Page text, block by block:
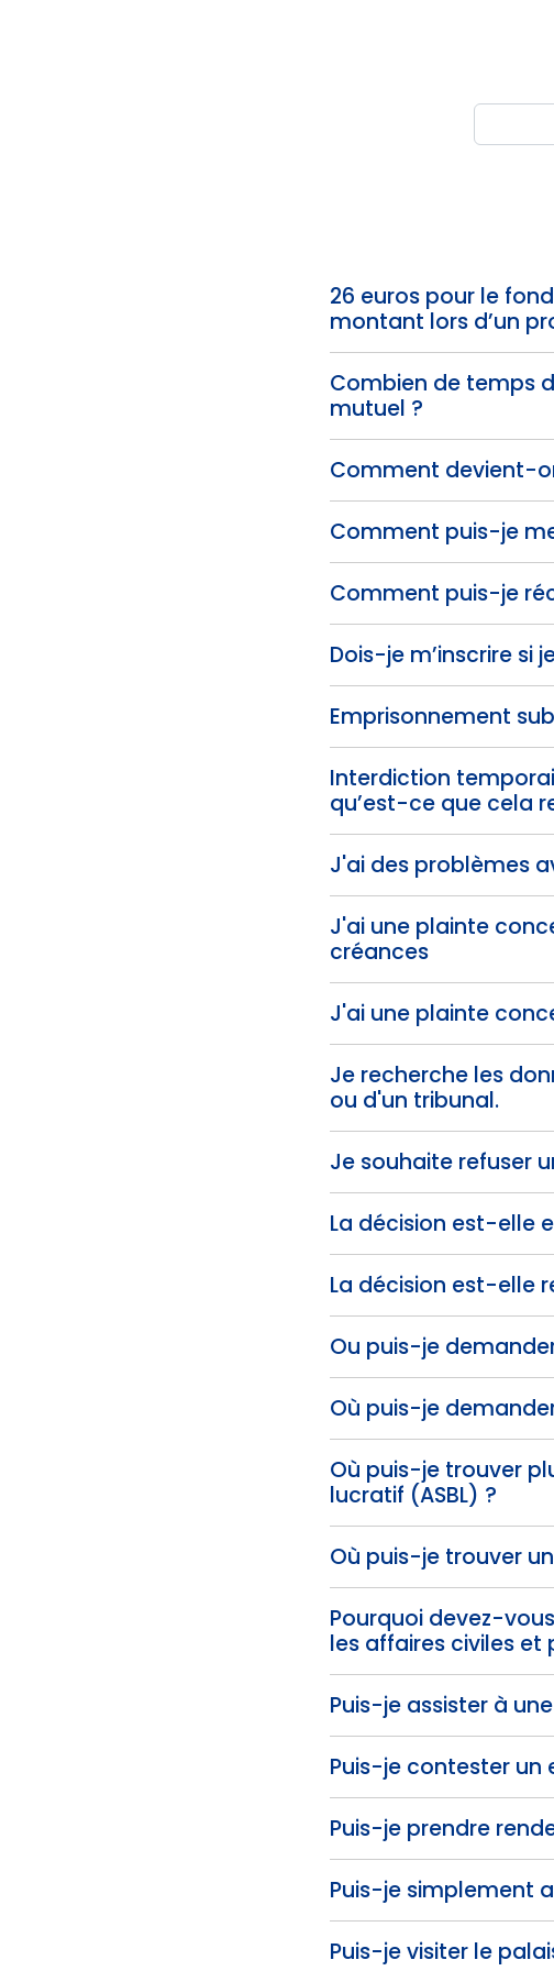
26 euros pour le
montant lors d’un
Combien de temps
mutuel ?
Comment devient-
Comment puis-je
Comment puis-je
Dois-je m’inscrire si
Emprisonnement
Interdiction
qu’est-ce que cela
J'ai des problèmes
J'ai une plainte
créances
J'ai une plainte
Je recherche les
ou d'un tribunal.
Je souhaite refuser
La décision est-elle
La décision est-elle
Ou puis-je
Où puis-je
Où puis-je trouver
lucratif (ASBL) ?
Où puis-je trouver
Pourquoi devez-
les affaires civiles et
Puis-je assister à
Puis-je contester un
Puis-je prendre
Puis-je simplement
Puis-je visiter le